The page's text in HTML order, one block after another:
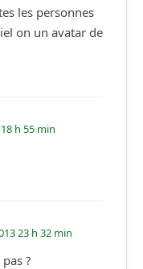
les personnes
on un avatar de
h 55 min
23 h 32 min
?